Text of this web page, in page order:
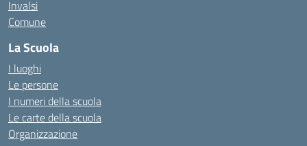
Invalsi
Comune
La Scuola
I luoghi
Le persone
I numeri della scuola
Le carte della scuola
Organizzazione